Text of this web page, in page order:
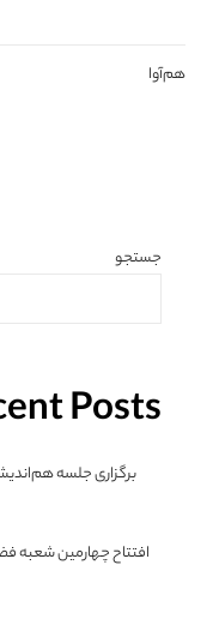
هم‌آوا
جستجو
Posts
برگزاری جلسه
افتتاح چهارمین شعبه